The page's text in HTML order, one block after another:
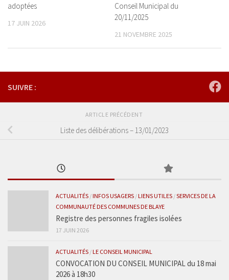
adoptées
17 JUIN 2026
Conseil Municipal du
20/11/2025
21 NOVEMBRE 2025
SUIVRE :
ARTICLE PRÉCÉDENT
Liste des délibérations – 13/01/2023
ACTUALITÉS /INFOS USAGERS /LIENS UTILES /SERVICES DE LA
COMMUNAUTÉ DES COMMUNES DE BLAYE
Registre des personnes fragiles isolées
17 JUIN 2026
ACTUALITÉS /LE CONSEIL MUNICIPAL
CONVOCATION DU CONSEIL MUNICIPAL du 18 mai
2026 à 18h30